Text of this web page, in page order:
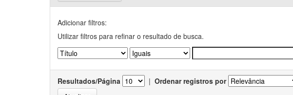
Adicionar filtros:
Utilizar filtros para refinar o resultado de busca.
Resultados/Página | Ordenar registros por